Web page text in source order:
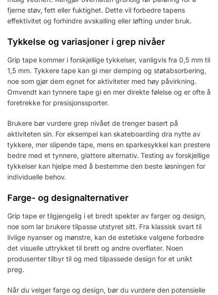
fjerne støv, fett eller fuktighet. Dette vil forbedre tapens
effektivitet og forhindre avskalling eller løfting under bruk.
Tykkelse og variasjoner i grep nivåer
Grip tape kommer i forskjellige tykkelser, vanligvis fra 0,5 mm til
1,5 mm. Tykkere tape kan gi mer demping og støtabsorbering,
noe som gjør dem egnet for aktiviteter med høy påvirkning.
Omvendt kan tynnere tape gi en mer direkte følelse og er ofte å
foretrekke for presisjonssporter.
Brukere bør vurdere grep nivået de trenger basert på
aktiviteten sin. For eksempel kan skateboarding dra nytte av
tykkere, mer slipende tape, mens en sparkesykkel kan prestere
bedre med et tynnere, glattere alternativ. Testing av forskjellige
tykkelser kan hjelpe med å bestemme den beste løsningen for
individuelle behov.
Farge- og designalternativer
Grip tape er tilgjengelig i et bredt spekter av farger og design,
noe som lar brukere tilpasse utstyret sitt. Fra klassisk svart til
livlige nyanser og mønstre, kan de estetiske valgene forbedre
det visuelle uttrykket til brett og andre overflater. Noen
produsenter tilbyr til og med tilpassede design for et unikt
preg.
Når du velger farge og design, bør du vurdere den potensielle